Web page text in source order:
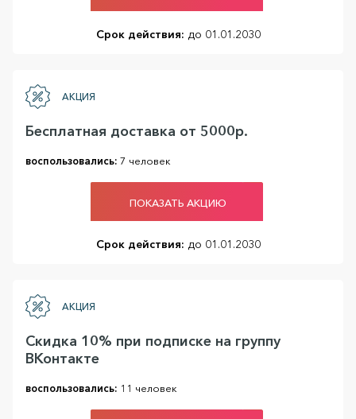
Срок действия: до 01.01.2030
АКЦИЯ
Бесплатная доставка от 5000р.
воспользовались: 7 человек
ПОКАЗАТЬ АКЦИЮ
Срок действия: до 01.01.2030
АКЦИЯ
Скидка 10% при подписке на группу
ВКонтакте
воспользовались: 11 человек